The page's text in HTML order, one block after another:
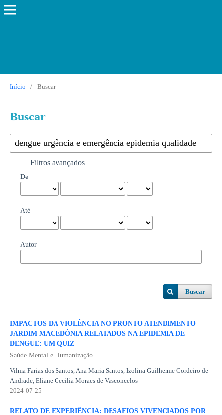
Início / Buscar
Buscar
Filtros avançados
De
Até
Autor
Buscar
IMPACTOS DA VIOLÊNCIA NO PRONTO ATENDIMENTO
JARDIM MACEDÔNIA RELATADOS NA EPIDEMIA DE
DENGUE: UM QUIZ
Saúde Mental e Humanização
Vilma Farias dos Santos, Ana Maria Santos, Izolina Guilherme Cordeiro de
Andrade, Eliane Cecilia Moraes de Vasconcelos
2024-07-25
RELATO DE EXPERIÊNCIA: DESAFIOS VIVENCIADOS POR